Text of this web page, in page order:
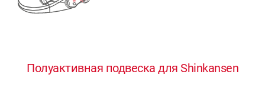
Полуактивная подвеска для Shinkansen
00 000